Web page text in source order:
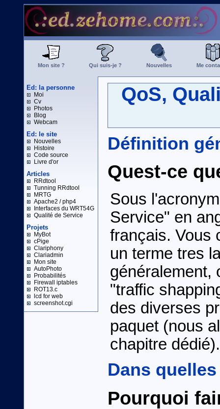
Mon site ? Qui suis-je ? Nouvelles Me
Ed: la personne
Moi
Cv
Photos
Blog
Webcam
Ed: le site
Nouvelles
Histoire
Code source
Livre d'or
Articles
RRdtool
Tunning RRdtool
MRTG
Apache2 / php4
Interfaces du WRT54G
Qualité de Service
Projets
MyBot
cPige
Clariphony
Clariadmin
Mon site
AutoPhoto
Probabilités
Firewall iptables
ROT13.c
lcd for web
screenshot.cgi
QoS,
Définition
Quest-ce
Sous
Service" en
français. Vous
un terme tres
généralement,
"traffic
des diverses
paquet (nous
chapitre dédié).
Dans
Pourquoi